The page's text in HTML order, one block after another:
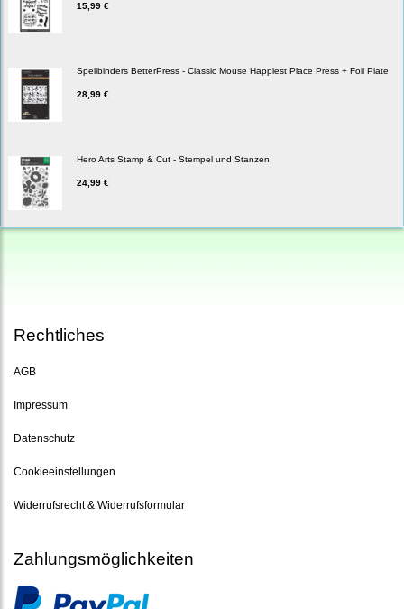
15,99 €
Spellbinders BetterPress - Classic Mouse Happiest Place Press + Foil Plate
28,99 €
Hero Arts Stamp & Cut - Stempel und Stanzen
24,99 €
Rechtliches
AGB
Impressum
Datenschutz
Cookieeinstellungen
Widerrufsrecht & Widerrufsformular
Zahlungsmöglichkeiten